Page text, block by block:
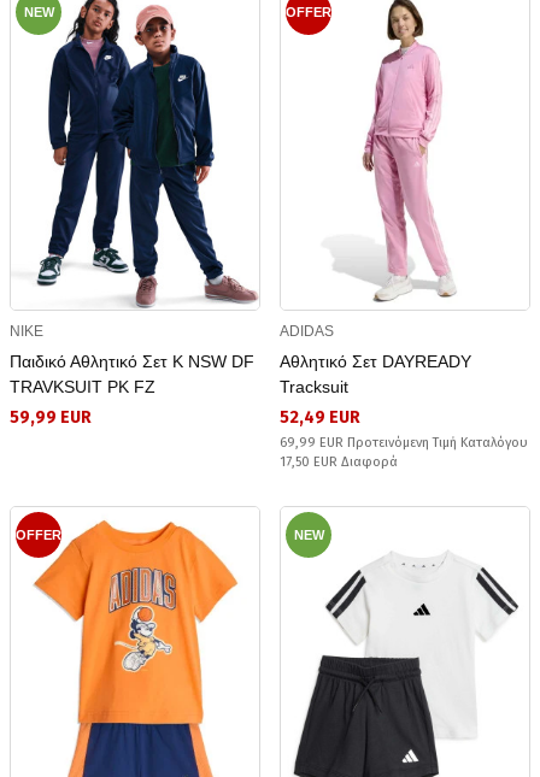
NEW
NIKE
Παιδικό Αθλητικό Σετ K NSW DF
TRAVKSUIT PK FZ
59,99 EUR
OFFER
ADIDAS
Αθλητικό Σετ DAYREADY
Tracksuit
52,49 EUR
69,99 EUR Προτεινόμενη Τιμή Καταλόγου
17,50 EUR Διαφορά
OFFER NEW